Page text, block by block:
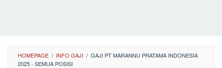
HOMEPAGE / INFO GAJI / GAJI PT MARANNU PRATAMA INDONESIA
2025 - SEMUA POSISI